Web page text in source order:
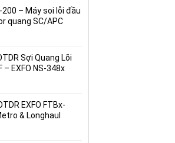
200 – Máy soi lỗi đầu
quang SC/APC
Sợi Quang Lõi
– EXFO NS-348x
EXFO FTBx-
& Longhaul